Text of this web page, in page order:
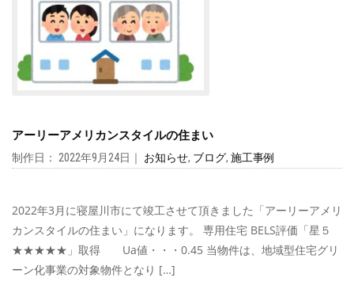
アーリーアメリカンスタイルの住まい
制作日： 2022年9月24日｜ お知らせ, ブログ, 施工事例
2022年3月に寝屋川市にて竣工させて頂きました「アーリーアメリ
カンスタイルの住まい」になります。 専用住宅 BELS評価「星５
★★★★★」取得 Ua値・・・0.45 当物件は、地域型住宅グリ
ーン化事業の対象物件となり […]